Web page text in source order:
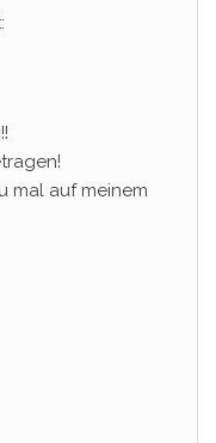
mal auf meinem